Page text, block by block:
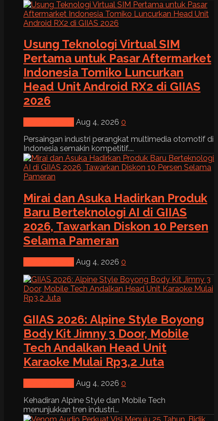
Usung Teknologi Virtual SIM
Pertama untuk Pasar Aftermarket
Indonesia Tomiko Luncurkan
Head Unit Android RX2 di GIIAS
2026
Aug 4, 2026 0
Persaingan industri perangkat multimedia otomotif di
Indonesia semakin kompetitif....
Mirai dan Asuka Hadirkan Produk
Baru Berteknologi AI di GIIAS
2026, Tawarkan Diskon 10 Persen
Selama Pameran
Aug 4, 2026 0
GIIAS 2026: Alpine Style Boyong
Body Kit Jimny 3 Door, Mobile
Tech Andalkan Head Unit
Karaoke Mulai Rp3,2 Juta
Aug 4, 2026 0
Kehadiran Alpine Style dan Mobile Tech
menunjukkan tren industri...